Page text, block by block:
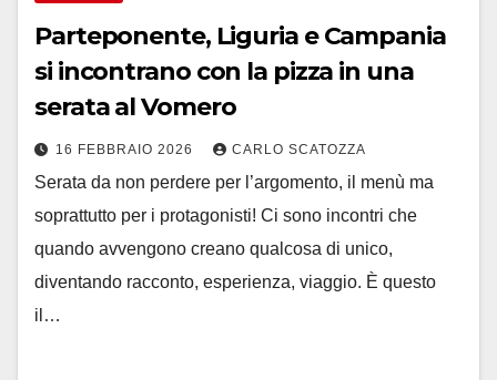
Parteponente, Liguria e Campania
si incontrano con la pizza in una
serata al Vomero
16 FEBBRAIO 2026 CARLO SCATOZZA
Serata da non perdere per l’argomento, il menù ma
soprattutto per i protagonisti! Ci sono incontri che
quando avvengono creano qualcosa di unico,
diventando racconto, esperienza, viaggio. È questo
il…